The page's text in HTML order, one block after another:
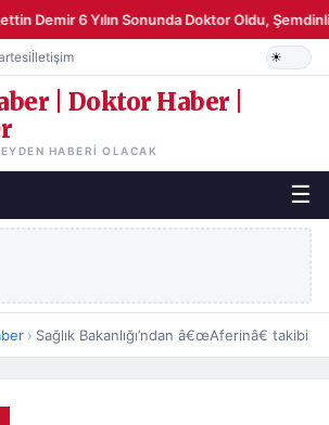
Demir 6 Yılın Sonunda Doktor Oldu,
İletişim
| Doktor Haber |
HABERI OLACAK
☰
› Sağlık Bakanlığı’ndan â€œAferinâ€ takibi